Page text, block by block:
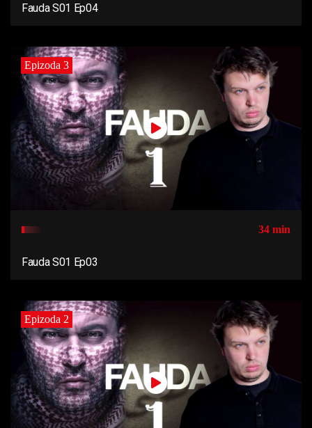
Fauda S01 Ep04
Epizoda 3
34 min
Fauda S01 Ep03
Epizoda 2